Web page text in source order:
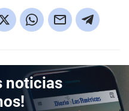
noticias